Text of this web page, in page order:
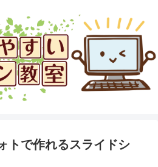
トで作れるスライドシ